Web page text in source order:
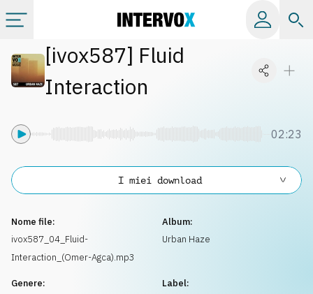
Categorie
[ivox587] Fluid
Interaction
02:23
Nome file:
ivox587_04_Fluid-
Interaction_(Omer-Agca).mp3
Album:
Urban Haze
Genere:
Label:
I miei download